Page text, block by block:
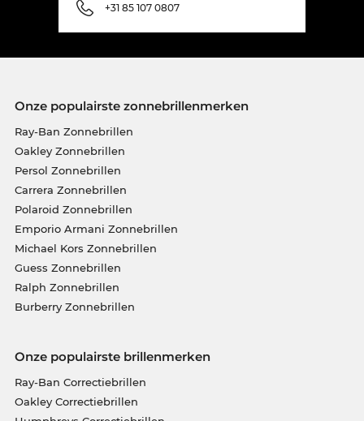
+31 85 107 0807
Onze populairste zonnebrillenmerken
Ray-Ban Zonnebrillen
Oakley Zonnebrillen
Persol Zonnebrillen
Carrera Zonnebrillen
Polaroid Zonnebrillen
Emporio Armani Zonnebrillen
Michael Kors Zonnebrillen
Guess Zonnebrillen
Ralph Zonnebrillen
Burberry Zonnebrillen
Onze populairste brillenmerken
Ray-Ban Correctiebrillen
Oakley Correctiebrillen